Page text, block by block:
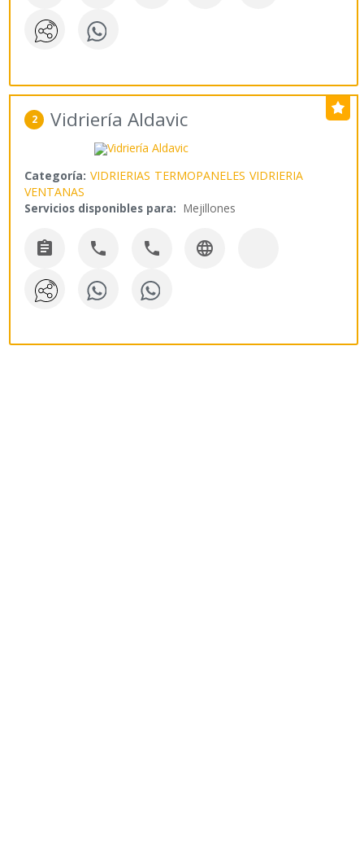
2 Vidriería Aldavic
Categoría: VIDRIERIAS TERMOPANELES VIDRIERIA
VENTANAS
Servicios disponibles para: Mejillones
   